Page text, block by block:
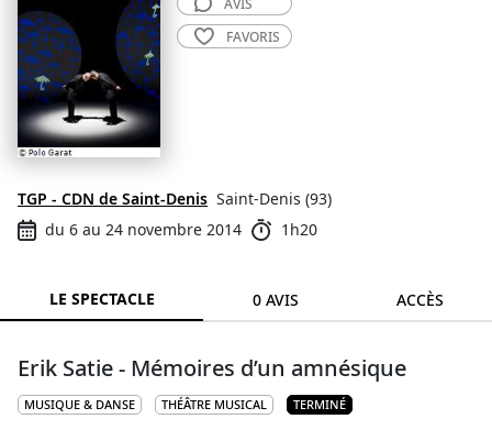
TGP - CDN de Saint-Denis Saint-Denis (93)
du 6 au 24 novembre 2014
1h20
AVIS
FAVORIS
LE SPECTACLE 0 AVIS ACCÈS
Erik Satie - Mémoires d’un amnésique
MUSIQUE & DANSE THÉÂTRE MUSICAL TERMINÉ